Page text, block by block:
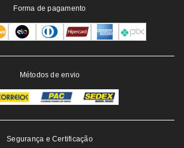
Forma de pagamento
Métodos de envio
Segurança e Certificação